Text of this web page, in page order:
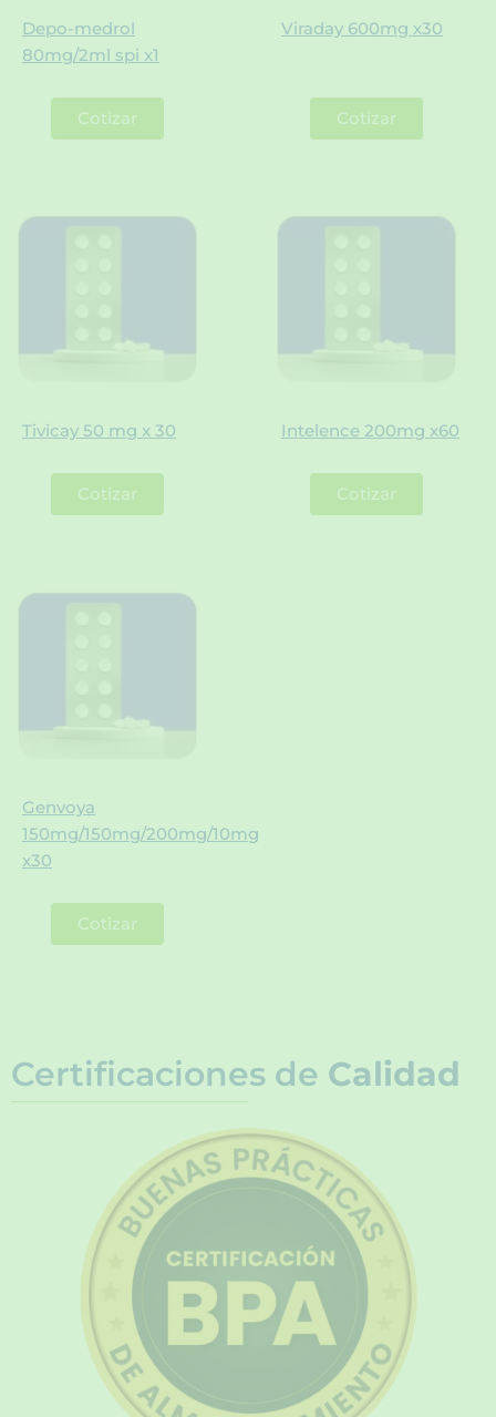
Depo-medrol
80mg/2ml spi x1
Cotizar
Viraday 600mg x30
Cotizar
Tivicay 50 mg x 30
Cotizar
Intelence 200mg x60
Cotizar
Genvoya
150mg/150mg/200mg/10mg
x30
Cotizar
Certificaciones de Calidad